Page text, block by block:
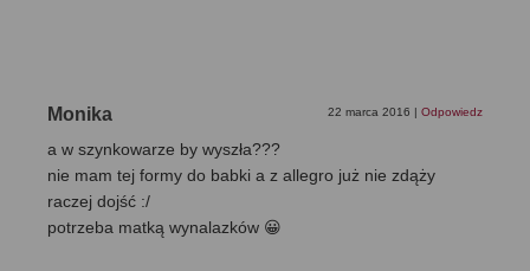
Monika 22 marca 2016 | Odpowiedz
a w szynkowarze by wyszła???
nie mam tej formy do babki a z allegro już nie zdąży
raczej dojść :/
potrzeba matką wynalazków 😀